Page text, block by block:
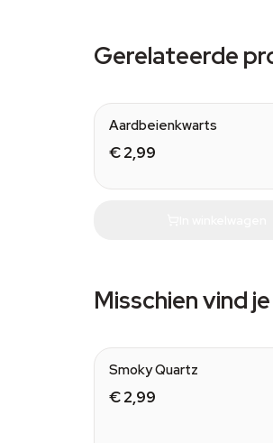
Gerelateerde
Aardbeienkwarts
€ 2,99
Misschien vind
Smoky Quartz
€ 2,99